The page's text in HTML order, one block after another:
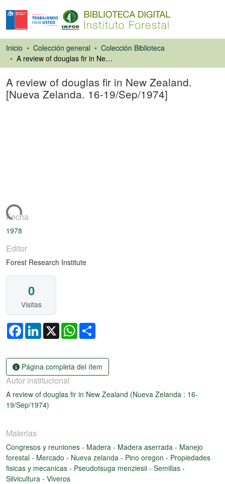
Inicio Colección general
Colección Biblioteca
A review of douglas fir in New Zealand. [Nueva Zelanda. 16-19/Sep/1974]
A review of douglas fir in New Zealand.
[Nueva Zelanda. 16-19/Sep/1974]
Fecha
1978
Editor
Forest Research Institute
0
Visitas
FacebookLinkedIn
X WhatsApp
Página completa del ítem
Autor institucional
A review of douglas fir in New Zealand (Nueva Zelanda : 16-
19/Sep/1974)
Materias
Congresos y reuniones - Madera - Madera aserrada - Manejo
forestal - Mercado - Nueva zelanda - Pino oregon - Propiedades
fisicas y mecanicas - Pseudotsuga menziesii - Semillas -
Silvicultura - Viveros